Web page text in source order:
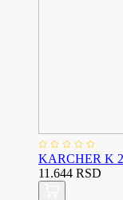
KARCHER K 2
11.644 RSD